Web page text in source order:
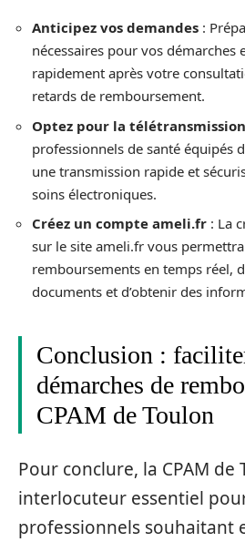
Anticipez vos demandes :
nécessaires pour vos démarches
rapidement après votre
retards de remboursement.
Optez pour la télétransmission
professionnels de santé équipés
une transmission rapide et
soins électroniques.
Créez un compte ameli.fr : La
sur le site ameli.fr vous
remboursements en temps réel,
documents et d’obtenir des
Conclusion :
démarches de
CPAM de Toulon
Pour conclure, la CPAM de
interlocuteur essentiel
professionnels souhaitant